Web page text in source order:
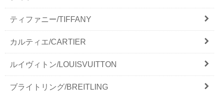
ティファニー/TIFFANY
カルティエ/CARTIER
ルイヴィトン/LOUISVUITTON
ブライトリング/BREITLING